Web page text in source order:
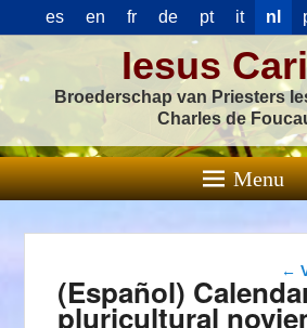
es en fr de pt it nl
Iesus
Broederschap van Priesters
Charles de
Menu
←
(Español)
pluricultural